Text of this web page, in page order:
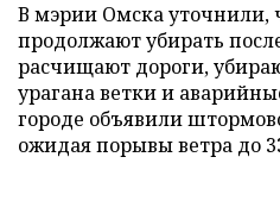
В мэрии Омска уточнили,
продолжают убирать
расчищают дороги,
урагана ветки и
городе объявили
ожидая порывы ветра до